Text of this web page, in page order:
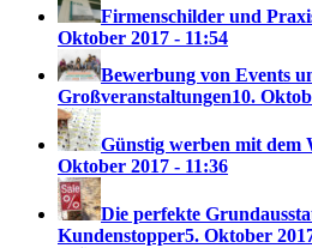
Firmenschilder und
Oktober 2017 - 11:54
Bewerbung von Events
Großveranstaltungen10.
Günstig werben mit dem
Oktober 2017 - 11:36
Die perfekte
Kundenstopper5. Oktober